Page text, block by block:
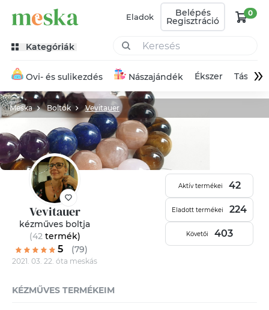
Eladok Belépés
Regisztráció
0
Kategóriák
Ovi- és sulikezdés Nászajándék Ékszer Táska»
Meska Boltok Vevitauer
Vevitauer
kézműves boltja
(42termék)
5 (79)
2021. 03. 22. óta meskás
Aktív termékei 42
Eladott termékei 224
Követői 403
KÉZMŰVES TERMÉKEIM